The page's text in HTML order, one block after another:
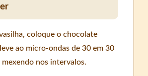
coloque o chocolate
ao micro-ondas de 30 em 30
mexendo nos intervalos.